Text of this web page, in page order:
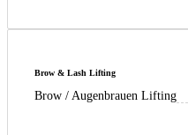
Brow & Lash Lifting
Brow / Augenbrauen Lifting